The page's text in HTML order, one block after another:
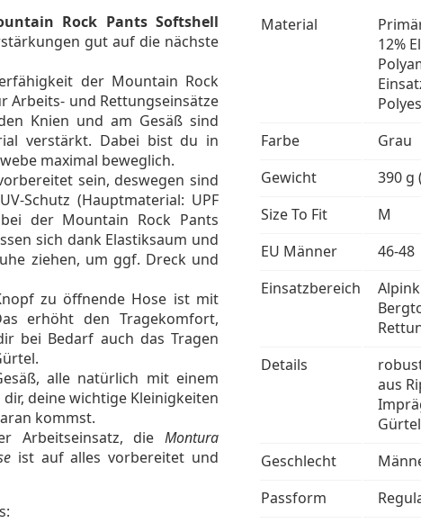
Material
12%
Farbe
Grau
Gewicht
390 g
Size To Fit
M
EU Männer
46-48
Einsatzbereich
Details
aus
Geschlecht
Passform
Rock Pants Softshell
gut auf die nächste
der Mountain Rock
Arbeits- und Rettungseinsätze
Knien und am Gesäß sind
verstärkt. Dabei bist du in
maximal beweglich.
sein, deswegen sind
Schutz (Hauptmaterial: UPF
der Mountain Rock Pants
sich dank Elastiksaum und
ziehen, um ggf. Dreck und
zu öffnende Hose ist mit
erhöht den Tragekomfort,
bei Bedarf auch das Tragen
alle natürlich mit einem
deine wichtige Kleinigkeiten
kommst.
Arbeitseinsatz, die Montura
ist auf alles vorbereitet und